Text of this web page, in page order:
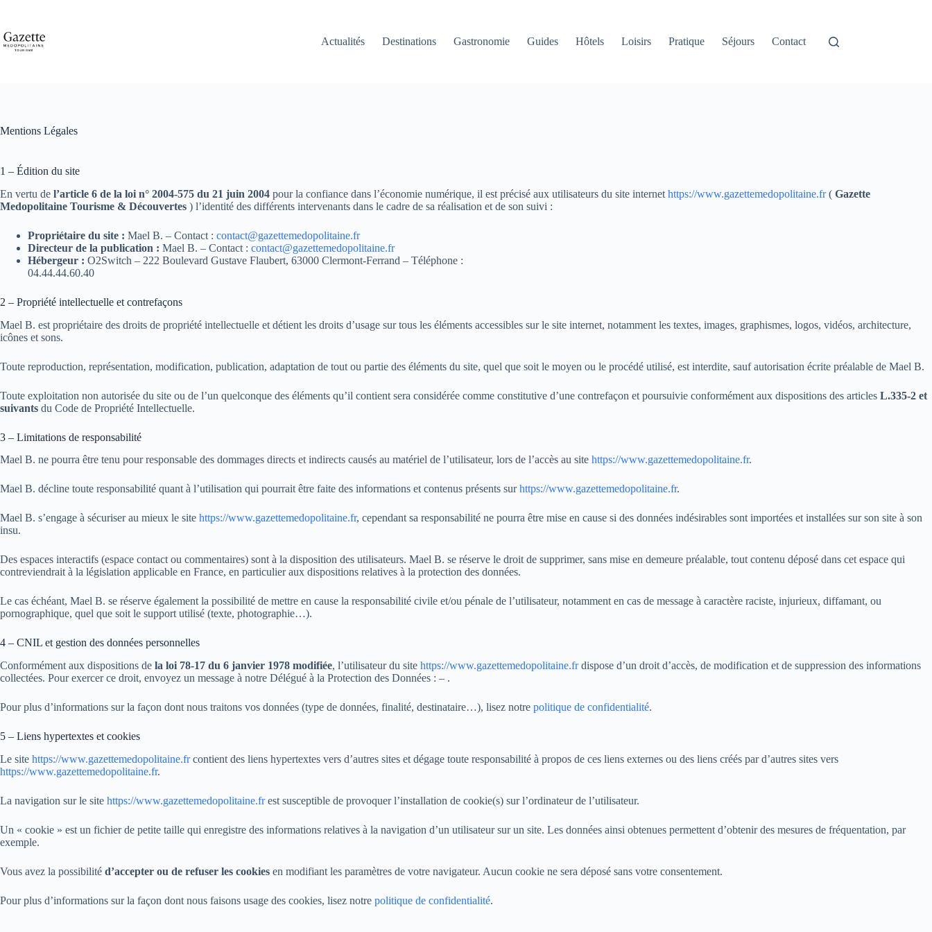
contenu
Actualités
Destinations Gastronomie Guides Hôtels Loisirs Pratique Séjours Contact
Mentions Légales
1 – Édition du site
En vertu de l’article 6 de la loi n° 2004-575 du 21 juin 2004 pour la confiance dans l’économie numérique, il est précisé aux utilisateurs du site internet https://www.gazettemedopolitaine.fr( Gazette
Medopolitaine Tourisme & Découvertes ) l’identité des différents intervenants dans le cadre de sa réalisation et de son suivi :
Propriétaire du site : Mael B. – Contact : contact@gazettemedopolitaine.fr
Directeur de la publication : Mael B. – Contact : contact@gazettemedopolitaine.fr
Hébergeur : O2Switch – 222 Boulevard Gustave Flaubert, 63000 Clermont-Ferrand – Téléphone :
04.44.44.60.40
2 – Propriété intellectuelle et contrefaçons
Mael B. est propriétaire des droits de propriété intellectuelle et détient les droits d’usage sur tous les éléments accessibles sur le site internet, notamment les textes, images, graphismes, logos, vidéos, architecture,
icônes et sons.
Toute reproduction, représentation, modification, publication, adaptation de tout ou partie des éléments du site, quel que soit le moyen ou le procédé utilisé, est interdite, sauf autorisation écrite préalable de Mael B.
Toute exploitation non autorisée du site ou de l’un quelconque des éléments qu’il contient sera considérée comme constitutive d’une contrefaçon et poursuivie conformément aux dispositions des articles L.335-2 et
suivants du Code de Propriété Intellectuelle.
3 – Limitations de responsabilité
Mael B. ne pourra être tenu pour responsable des dommages directs et indirects causés au matériel de l’utilisateur, lors de l’accès au site https://www.gazettemedopolitaine.fr.
Mael B. décline toute responsabilité quant à l’utilisation qui pourrait être faite des informations et contenus présents surhttps://www.gazettemedopolitaine.fr.
Mael B. s’engage à sécuriser au mieux le site https://www.gazettemedopolitaine.fr, cependant sa responsabilité ne pourra être mise en cause si des données indésirables sont importées et installées sur son site à son
insu.
Des espaces interactifs (espace contact ou commentaires) sont à la disposition des utilisateurs. Mael B. se réserve le droit de supprimer, sans mise en demeure préalable, tout contenu déposé dans cet espace qui
contreviendrait à la législation applicable en France, en particulier aux dispositions relatives à la protection des données.
Le cas échéant, Mael B. se réserve également la possibilité de mettre en cause la responsabilité civile et/ou pénale de l’utilisateur, notamment en cas de message à caractère raciste, injurieux, diffamant, ou
pornographique, quel que soit le support utilisé (texte, photographie…).
4 – CNIL et gestion des données personnelles
Conformément aux dispositions de la loi 78-17 du 6 janvier 1978 modifiée, l’utilisateur du site https://www.gazettemedopolitaine.frdispose d’un droit d’accès, de modification et de suppression des informations
collectées. Pour exercer ce droit, envoyez un message à notre Délégué à la Protection des Données : – .
Pour plus d’informations sur la façon dont nous traitons vos données (type de données, finalité, destinataire…), lisez notre politique de confidentialité.
5 – Liens hypertextes et cookies
Le site https://www.gazettemedopolitaine.frcontient des liens hypertextes vers d’autres sites et dégage toute responsabilité à propos de ces liens externes ou des liens créés par d’autres sites vers
https://www.gazettemedopolitaine.fr.
La navigation sur le site https://www.gazettemedopolitaine.frest susceptible de provoquer l’installation de cookie(s) sur l’ordinateur de l’utilisateur.
Un « cookie » est un fichier de petite taille qui enregistre des informations relatives à la navigation d’un utilisateur sur un site. Les données ainsi obtenues permettent d’obtenir des mesures de fréquentation, par
exemple.
Vous avez la possibilité d’accepter ou de refuser les cookies en modifiant les paramètres de votre navigateur. Aucun cookie ne sera déposé sans votre consentement.
Pour plus d’informations sur la façon dont nous faisons usage des cookies, lisez notre politique de confidentialité.